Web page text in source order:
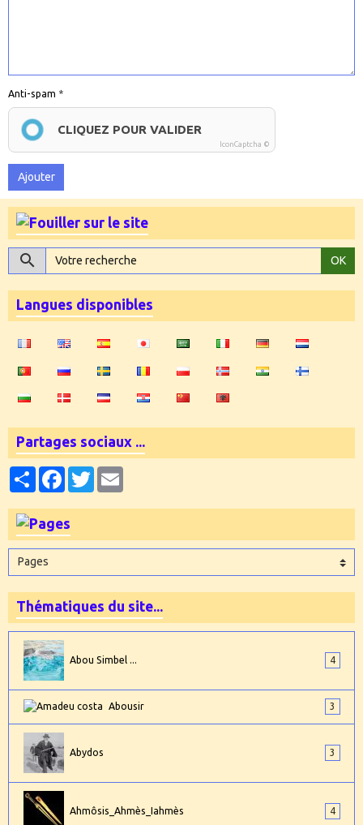
Anti-spam
CLIQUEZ POUR VALIDER
IconCaptcha ©
Ajouter
OK
Langues disponibles
Partages sociaux ...
PartagerFacebookTwitter
Thématiques du site...
Abou Simbel ... 4
Abousir 3
Abydos 3
Ahmôsis_Ahmès_Iahmès 4